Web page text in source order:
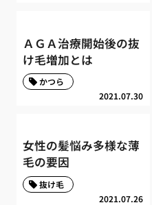
ＡＧＡ治療開始後の抜
け毛増加とは
2021.07.30
かつら
女性の髪悩み多様な薄
毛の要因
2021.07.26
抜け毛